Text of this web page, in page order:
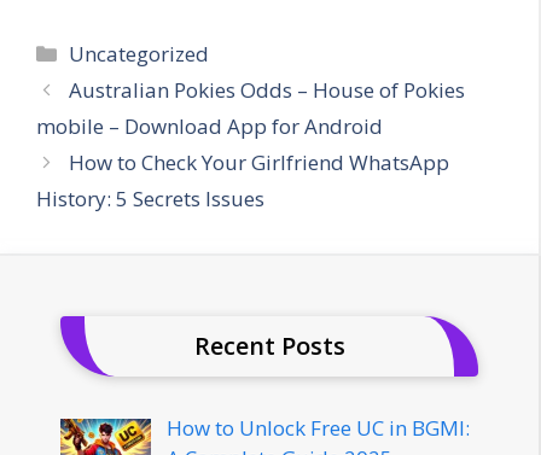
Categories
Uncategorized
Australian Pokies Odds – House of Pokies
mobile – Download App for Android
How to Check Your Girlfriend WhatsApp
History: 5 Secrets Issues
Recent Posts
How to Unlock Free UC in BGMI: